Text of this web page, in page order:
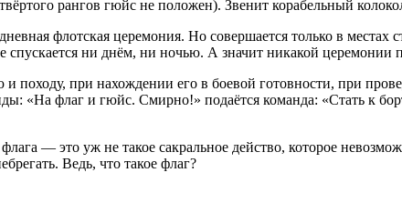
рангов гюйс не положен). Звенит корабельный
флотская церемония. Но совершается только в
спускается ни днём, ни ночью. А значит никакой церемонии
походу, при нахождении его в боевой готовности, при
«На флаг и гюйс. Смирно!» подаётся команда: «Стать к
— это уж не такое сакральное действо, которое
Ведь, что такое флаг?